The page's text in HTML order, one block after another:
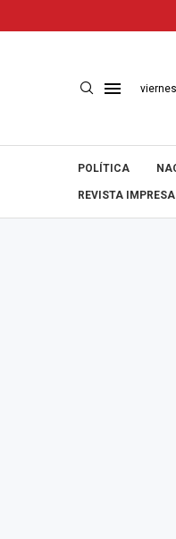
POLÍTICA
REVISTA IMPRESA